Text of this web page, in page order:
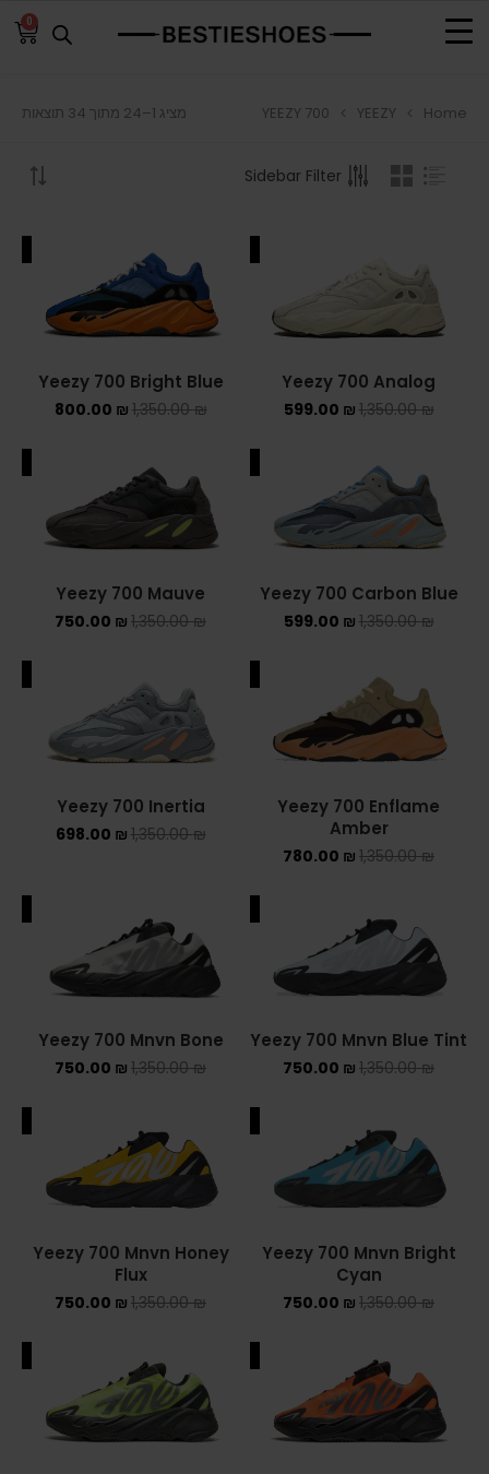
0
BROWSE
ADIDAS CAMPUS
ADIDAS FORUM
ADIDAS GAZELLE
ADIDAS SAMBA
ADIDAS SL 72
ADIDAS SPEZIAL
AIR JORDAN
AIR JORDAN 1 LOW
AIR JORDAN 1 MID
AIR JORDAN 4
AIR JORDAN KIDS
ASICS EX-89
ASICS X NEEDLES EX89
BRANDS
ALEXANDER MCQUEEN
CONVERSE
DR MARTENS
NEW BALANCE
NEW BALANCE 1000
Home
YEEZY
YEEZY 700 מציג 1–24 מתוך 34 תוצאות
Sidebar Filter
Yeezy 700 Analog
1,350.00₪
599.00 ₪
Yeezy 700 Bright Blue
1,350.00₪
800.00 ₪
Yeezy 700 Carbon Blue
1,350.00₪
599.00 ₪
Yeezy 700 Mauve
1,350.00₪
750.00 ₪
Yeezy 700 Enflame
Amber
1,350.00₪
780.00 ₪
Yeezy 700 Inertia
1,350.00₪
698.00 ₪
Yeezy 700 Mnvn Blue Tint
1,350.00₪
750.00 ₪
Yeezy 700 Mnvn Bone
1,350.00₪
750.00 ₪
Yeezy 700 Mnvn Bright
Cyan
1,350.00₪
750.00 ₪
Yeezy 700 Mnvn Honey
Flux
1,350.00₪
750.00 ₪